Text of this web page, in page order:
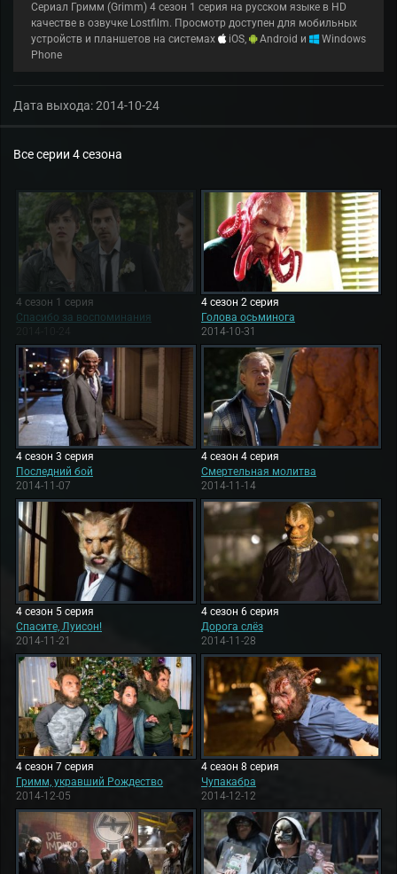
Сериал Гримм (Grimm) 4 сезон 1 серия на русском языке в HD
качестве в озвучке Lostfilm. Просмотр доступен для мобильных
устройств и планшетов на системах
iOS, Android и
Windows
Phone
Дата выхода:2014-10-24
Все серии 4 сезона
4 сезон 1 серия
Спасибо за воспоминания
2014-10-24
4 сезон 2 серия
Голова осьминога
2014-10-31
4 сезон 3 серия
Последний бой
2014-11-07
4 сезон 4 серия
Смертельная молитва
2014-11-14
4 сезон 5 серия
Спасите, Луисон!
2014-11-21
4 сезон 6 серия
Дорога слёз
2014-11-28
4 сезон 7 серия
Гримм, укравший Рождество
2014-12-05
4 сезон 8 серия
Чупакабра
2014-12-12